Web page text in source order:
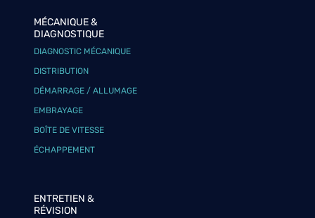
MÉCANIQUE &
DIAGNOSTIQUE
DIAGNOSTIC MÉCANIQUE
DISTRIBUTION
DÉMARRAGE / ALLUMAGE
EMBRAYAGE
BOÎTE DE VITESSE
ÉCHAPPEMENT
ENTRETIEN &
RÉVISION